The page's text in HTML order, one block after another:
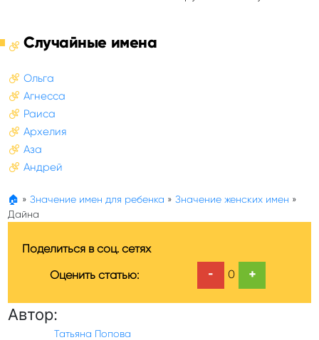
Случайные имена
Ольга
Агнесса
Раиса
Архелия
Аза
Андрей
🏠 » Значение имен для ребенка » Значение женских имен »
Дайна
Поделиться в соц. сетях
Оценить статью:
- 0 +
Автор:
Татьяна Попова